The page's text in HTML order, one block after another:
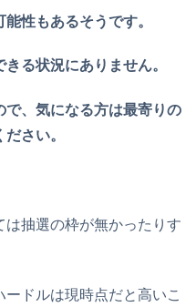
性もあるそうです。
る状況にありません。
で、気になる方は最寄りの
さい。
は抽選の枠が無かったりす
ドルは現時点だと高いこ